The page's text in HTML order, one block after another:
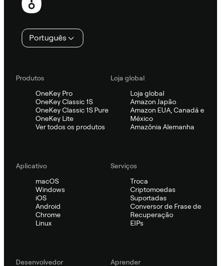
Português
Produtos
OneKey Pro
OneKey Classic 1S
OneKey Classic 1S Pure
OneKey Lite
Ver todos os produtos
Loja global
Loja global
Amazon Japão
Amazon EUA, Canadá e
México
Amazônia Alemanha
Aplicativo
macOS
Windows
iOS
Android
Chrome
Linux
Serviços
Troca
Criptomoedas
Suportadas
Conversor de Frase de
Recuperação
EIPs
Desenvolvedor
Aprender